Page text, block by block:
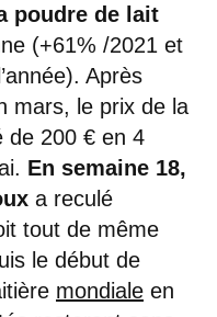
poudre de lait
(+61% /2021 et
Après
mars, le prix de la
de 200 € en 4
En semaine 18,
a reculé
tout de même
le début de
mondiale en